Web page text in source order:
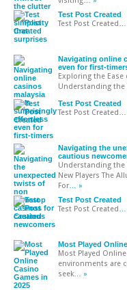
Test Post Created
Test Post Created
Navigating online
even for first-
Exploring the Ease
Understanding the
Test Post Created
Test Post Created
Navigating the
cautious
Understanding
New Players The
For … »
Test Post Created
Test Post Created
Most Played
Most Played
environments are
seek … »